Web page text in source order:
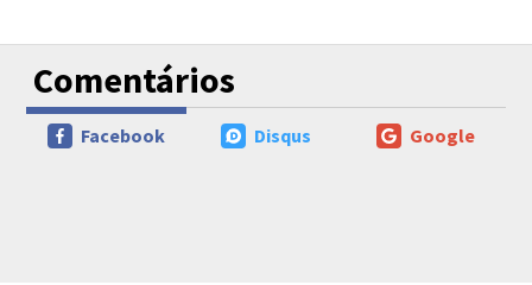
Comentários
Google
Disqus
Facebook